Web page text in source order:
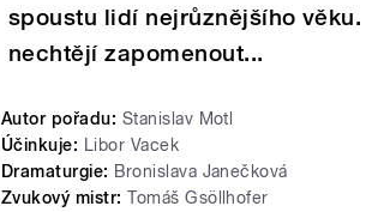
spoustu lidí nejrůznějšího
nechtějí zapomenout...
Autor pořadu: Stanislav Motl
Účinkuje: Libor Vacek
Dramaturgie: Bronislava Janečková
Zvukový mistr: Tomáš Gsöllhofer